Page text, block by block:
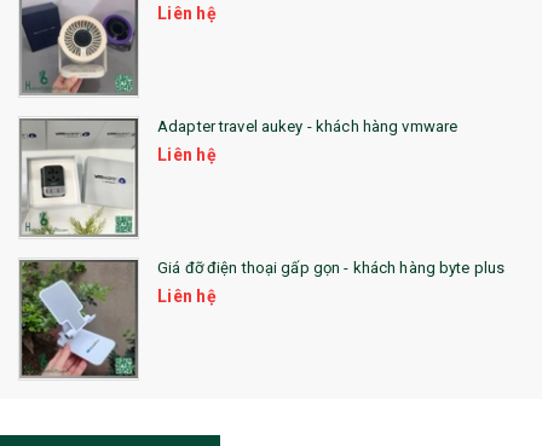
QUÀ TẶNG SX NHANH
QUÀ TẶNG HỘI THẢO
QUÀ TẶNG CÔNG NGHỆ
SẢN PHẨM ĐÃ THỰC HIỆN
QUÀ TẶNG SỨC KHỎE
SẢN PHẨM MỚI 2021
Sổ Sạc Đa Năng
La Fonte
Liên hệ
Adapter travel aukey - khách hàng vmware
Liên hệ
Giá đỡ điện thoại gấp gọn - khách hàng byte plus
Liên hệ